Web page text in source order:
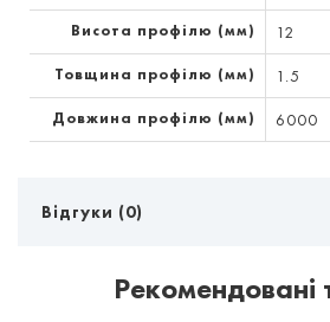
Висота профілю (мм) 12
Товщина профілю (мм) 1.5
Довжина профілю (мм) 6000
Відгуки (0)
Рекомендовані